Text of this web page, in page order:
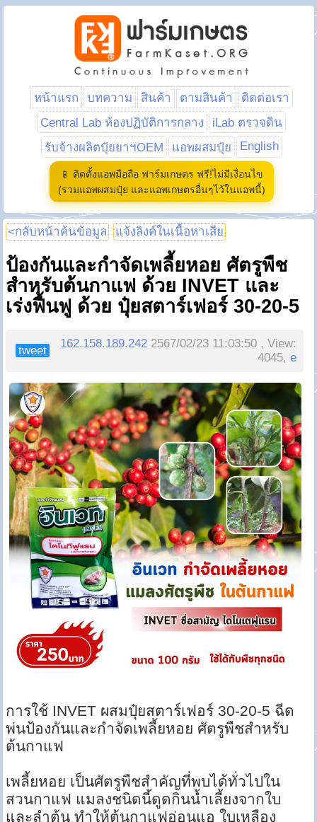
หน้าแรก บทความ สินค้า ตามสินค้า
ติดต่อเรา
Central Lab ห้องปฏิบัติการกลาง
iLab ตรวจดิน
รับจ้างผลิตปุ๋ยยาฯOEM
แอพผสมปุ๋ย English
📱 ติดตั้งแอพมือถือ ฟาร์มเกษตร ฟรี!ไม่มีเงื่อนไข
(รวมแอพผสมปุ๋ย และแอพเกษตรอื่นๆไว้ในแอพนี้)
<กลับหน้าค้นข้อมูล แจ้งลิงค์ในเนื้อหาเสีย
ป้องกันและกำจัดเพลี้ยหอย ศัตรูพืช
สำหรับต้นกาแฟ ด้วย INVET และ
เร่งฟื้นฟู ด้วย ปุ๋ยสตาร์เฟอร์ 30-20-5
tweet
162.158.189.242 2567/02/23 11:03:50 , View:
4045,e
การใช้ INVET ผสมปุ๋ยสตาร์เฟอร์ 30-20-5 ฉีด
พ่นป้องกันและกำจัดเพลี้ยหอย ศัตรูพืชสำหรับ
ต้นกาแฟ
เพลี้ยหอย เป็นศัตรูพืชสำคัญที่พบได้ทั่วไปใน
สวนกาแฟ แมลงชนิดนี้ดูดกินน้ำเลี้ยงจากใบ
และลำต้น ทำให้ต้นกาแฟอ่อนแอ ใบเหลือง